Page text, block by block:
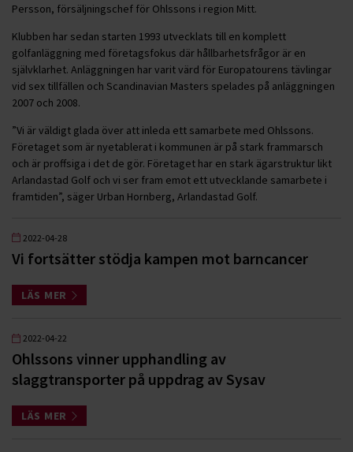
Persson, försäljningschef för Ohlssons i region Mitt.
Klubben har sedan starten 1993 utvecklats till en komplett
golfanläggning med företagsfokus där hållbarhetsfrågor är en
självklarhet. Anläggningen har varit värd för Europatourens tävlingar
vid sex tillfällen och Scandinavian Masters spelades på anläggningen
2007 och 2008.
”Vi är väldigt glada över att inleda ett samarbete med Ohlssons.
Företaget som är nyetablerat i kommunen är på stark frammarsch
och är proffsiga i det de gör. Företaget har en stark ägarstruktur likt
Arlandastad Golf och vi ser fram emot ett utvecklande samarbete i
framtiden”, säger Urban Hornberg, Arlandastad Golf.
2022-04-28
Vi fortsätter stödja kampen mot barncancer
LÄS MER
2022-04-22
Ohlssons vinner upphandling av
slaggtransporter på uppdrag av Sysav
LÄS MER